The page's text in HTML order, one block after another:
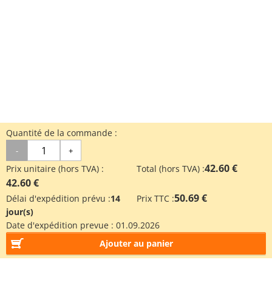
Quantité de la commande :
- +
Prix unitaire (hors TVA) :
42.60 €
Total (hors TVA) :42.60 €
Délai d'expédition prévu :14
jour(s)
Prix TTC :50.69 €
Date d'expédition prevue : 01.09.2026
Ajouter au panier